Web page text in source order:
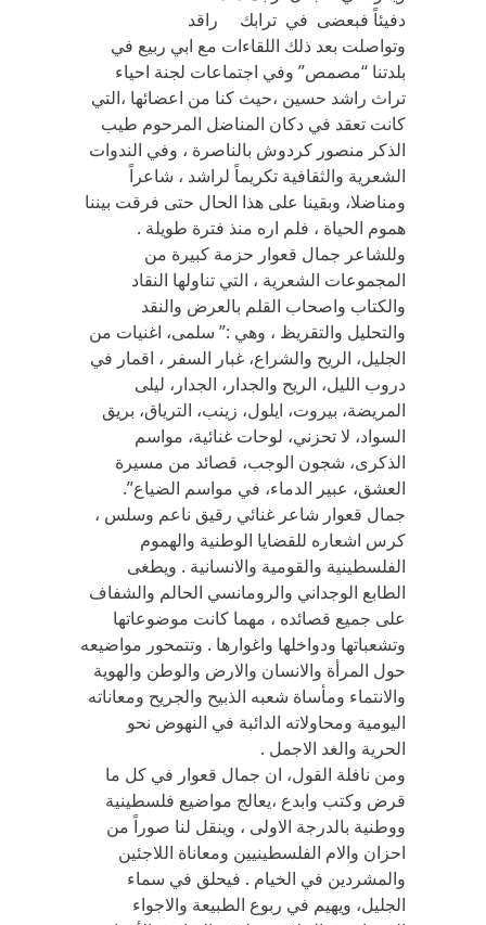
دفيئاً فبعضى في ترابك راقد
وتواصلت بعد ذلك اللقاءات مع ابي ربيع في
بلدتنا “مصمص” وفي اجتماعات لجنة احياء
تراث راشد حسين ،حيث كنا من اعضائها ،التي
كانت تعقد في دكان المناضل المرحوم طيب
الذكر منصور كردوش بالناصرة ، وفي الندوات
الشعرية والثقافية تكريماً لراشد ، شاعراً
ومناضلا، وبقينا على هذا الحال حتى فرقت بيننا
هموم الحياة ، فلم اره منذ فترة طويلة .
وللشاعر جمال قعوار حزمة كبيرة من
المجموعات الشعرية ، التي تناولها النقاد
والكتاب واصحاب القلم بالعرض والنقد
والتحليل والتقريظ ، وهي :” سلمى، اغنيات من
الجليل، الريح والشراع، غبار السفر ، اقمار في
دروب الليل، الريح والجدار، الجدار، ليلى
المريضة، بيروت، ايلول، زينب، الترياق، بريق
السواد، لا تحزني، لوحات غنائية، مواسم
الذكرى، شجون الوجب، قصائد من مسيرة
العشق، عبير الدماء، في مواسم الضياع”.
جمال قعوار شاعر غنائي رقيق ناعم وسلس ،
كرس اشعاره للقضايا الوطنية والهموم
الفلسطينية والقومية والانسانية . ويطغى
الطابع الوجداني والرومانسي الحالم والشفاف
على جميع قصائده ، مهما كانت موضوعاتها
وتشعباتها ودواخلها واغوارها . وتتمحور مواضيعه
حول المرأة والانسان والارض والوطن والهوية
والانتماء ومأساة شعبه الذبيح والجريح ومعاناته
اليومية ومحاولاته الدائبة في النهوض نحو
الحرية والغد الاجمل .
ومن نافلة القول، ان جمال قعوار في كل ما
قرض وكتب وابدع ،يعالج مواضيع فلسطينية
ووطنية بالدرجة الاولى ، وينقل لنا صوراً من
احزان والام الفلسطينيين ومعاناة اللاجئين
والمشردين في الخيام . فيحلق في سماء
الجليل، ويهيم في ربوع الطبيعة والاجواء